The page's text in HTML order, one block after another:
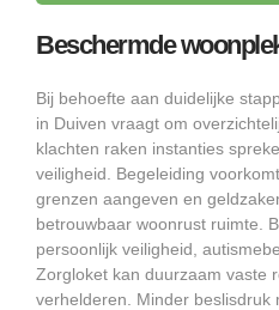
Beschermde
Bij behoefte aan duidelijke
in Duiven vraagt om
klachten raken instanties
veiligheid. Begeleiding
grenzen aangeven en
betrouwbaar woonrust ruimte.
persoonlijk veiligheid,
Zorgloket kan duurzaam vaste
verhelderen. Minder beslisdruk